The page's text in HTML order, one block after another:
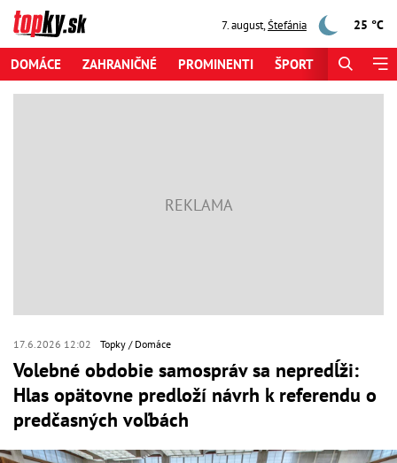
7. august,Štefánia 25 °C
DOMÁCE ZAHRANIČNÉ PROMINENTI ŠPORT
17.6.2026 12:02 Topky Domáce
Volebné obdobie samospráv sa nepredĺži:
Hlas opätovne predloží návrh k referendu o
predčasných voľbách